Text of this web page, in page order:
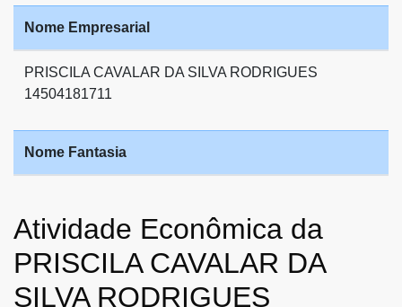
Nome Empresarial
PRISCILA CAVALAR DA SILVA RODRIGUES
14504181711
Nome Fantasia
Atividade Econômica da
PRISCILA CAVALAR DA
SILVA RODRIGUES